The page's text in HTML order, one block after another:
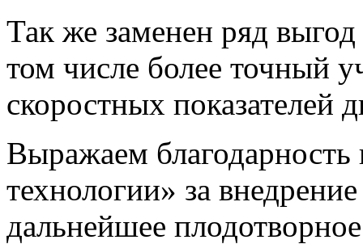
Так же заменен ряд
том числе более точный
скоростных показателей
Выражаем
технологии» за
дальнейшее